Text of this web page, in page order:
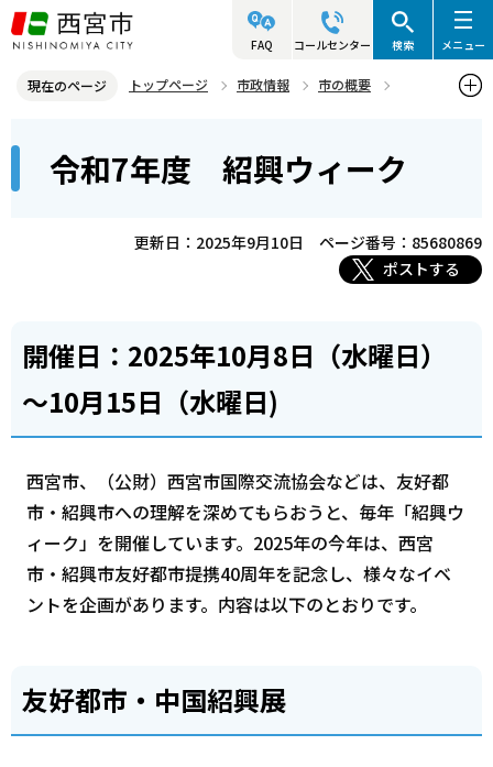
こ
の
ジ
先
FAQ コールセンター 検索 メニュー
現在のページ トップページ 市政情報
市の概要
令和7年度 紹興ウィーク
こ
令和7年度 紹興ウィーク
更新日：2025年9月10日
ページ番号：85680869
ポストする
開催日：2025年10月8日（水曜日）
～10月15日（水曜日)
西宮市、（公財）西宮市国際交流協会などは、友好都
市・紹興市への理解を深めてもらおうと、毎年「紹興ウ
ィーク」を開催しています。2025年の今年は、西宮
市・紹興市友好都市提携40周年を記念し、様々なイベ
ントを企画があります。内容は以下のとおりです。
友好都市・中国紹興展